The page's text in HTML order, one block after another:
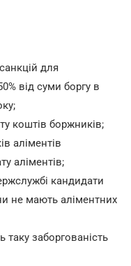
для
від суми боргу в
коштів боржників;
аліментів
аліментів;
кандидати
не мають аліментних
таку заборгованість